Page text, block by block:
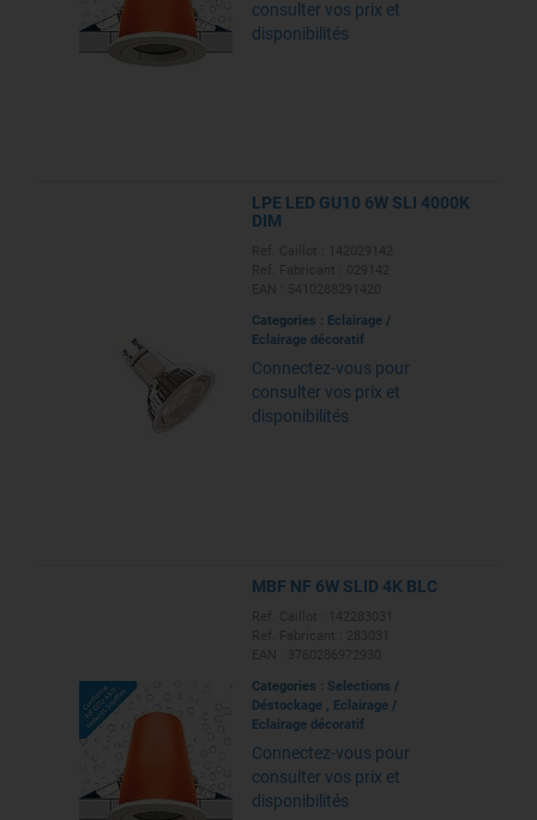
consulter vos prix et
disponibilités
LPE LED GU10 6W SLI 4000K
DIM
Categories : Eclairage /
Eclairage décoratif
Connectez-vous pour
consulter vos prix et
disponibilités
MBF NF 6W SLID 4K BLC
Categories : Selections /
Déstockage , Eclairage /
Eclairage décoratif
Connectez-vous pour
consulter vos prix et
disponibilités